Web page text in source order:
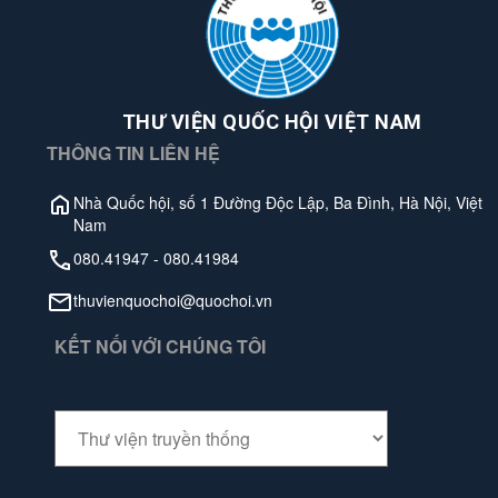
THƯ VIỆN QUỐC HỘI VIỆT NAM
THÔNG TIN LIÊN HỆ
Nhà Quốc hội, số 1 Đường Độc Lập, Ba Đình, Hà Nội, Việt
Nam
080.41947 - 080.41984
thuvienquochoi@quochoi.vn
KẾT NỐI VỚI CHÚNG TÔI